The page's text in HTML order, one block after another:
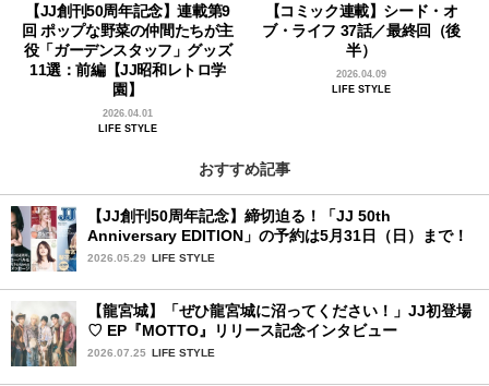
【JJ創刊50周年記念】連載第9
回 ポップな野菜の仲間たちが主
役「ガーデンスタッフ」グッズ
11選：前編【JJ昭和レトロ学
園】
2026.04.01
LIFE STYLE
【コミック連載】シード・オ
ブ・ライフ 37話／最終回（後
半）
2026.04.09
LIFE STYLE
おすすめ記事
【JJ創刊50周年記念】締切迫る！「JJ 50th
Anniversary EDITION」の予約は5月31日（日）まで！
2026.05.29 LIFE STYLE
【龍宮城】「ぜひ龍宮城に沼ってください！」JJ初登場
♡ EP『MOTTO』リリース記念インタビュー
2026.07.25 LIFE STYLE